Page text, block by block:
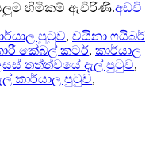
හිමිකම් ඇවිරිණි.අඩවි
පුටුව, චයිනා ෆයිබර්
කේබල් කටර්, කාර්යාල
තත්ත්වයේ දැල් පුටුව,
කාර්යාල පුටුව,